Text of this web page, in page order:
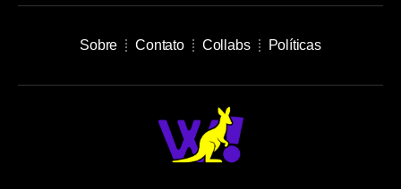
Sobre Contato Collabs Políticas